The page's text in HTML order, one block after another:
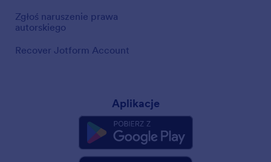
Zgłoś naruszenie prawa
autorskiego
Recover Jotform Account
Aplikacje